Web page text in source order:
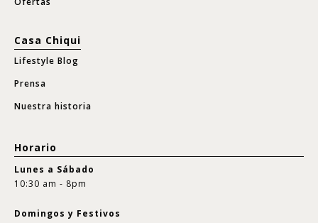
Casa Chiqui
Lifestyle Blog
Prensa
Nuestra historia
Horario
Lunes a Sábado
10:30 am - 8pm
Domingos y Festivos